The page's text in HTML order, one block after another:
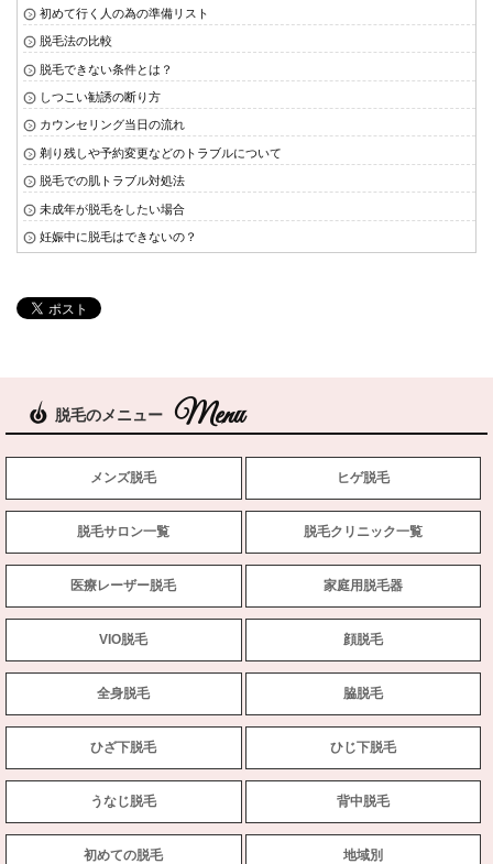
初めて行く人の為の準備リスト
脱毛法の比較
脱毛できない条件とは？
しつこい勧誘の断り方
カウンセリング当日の流れ
剃り残しや予約変更などのトラブルについて
脱毛での肌トラブル対処法
未成年が脱毛をしたい場合
妊娠中に脱毛はできないの？
脱毛のメニュー
メンズ脱毛 ヒゲ脱毛
脱毛サロン一覧 脱毛クリニック一覧
医療レーザー脱毛 家庭用脱毛器
VIO脱毛 顔脱毛
全身脱毛 脇脱毛
ひざ下脱毛 ひじ下脱毛
うなじ脱毛 背中脱毛
初めての脱毛 地域別